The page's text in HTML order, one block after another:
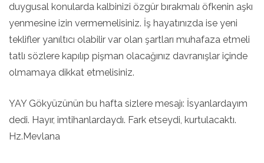
duygusal konularda kalbinizi özgür bırakmalı öfkenin aşkı
yenmesine izin vermemelisiniz. İş hayatınızda ise yeni
teklifler yanıltıcı olabilir var olan şartları muhafaza etmeli
tatlı sözlere kapılıp pişman olacağınız davranışlar içinde
olmamaya dikkat etmelisiniz.
YAY Gökyüzünün bu hafta sizlere mesajı: İsyanlardayım
dedi. Hayır, imtihanlardaydı. Fark etseydi, kurtulacaktı.
Hz.Mevlana